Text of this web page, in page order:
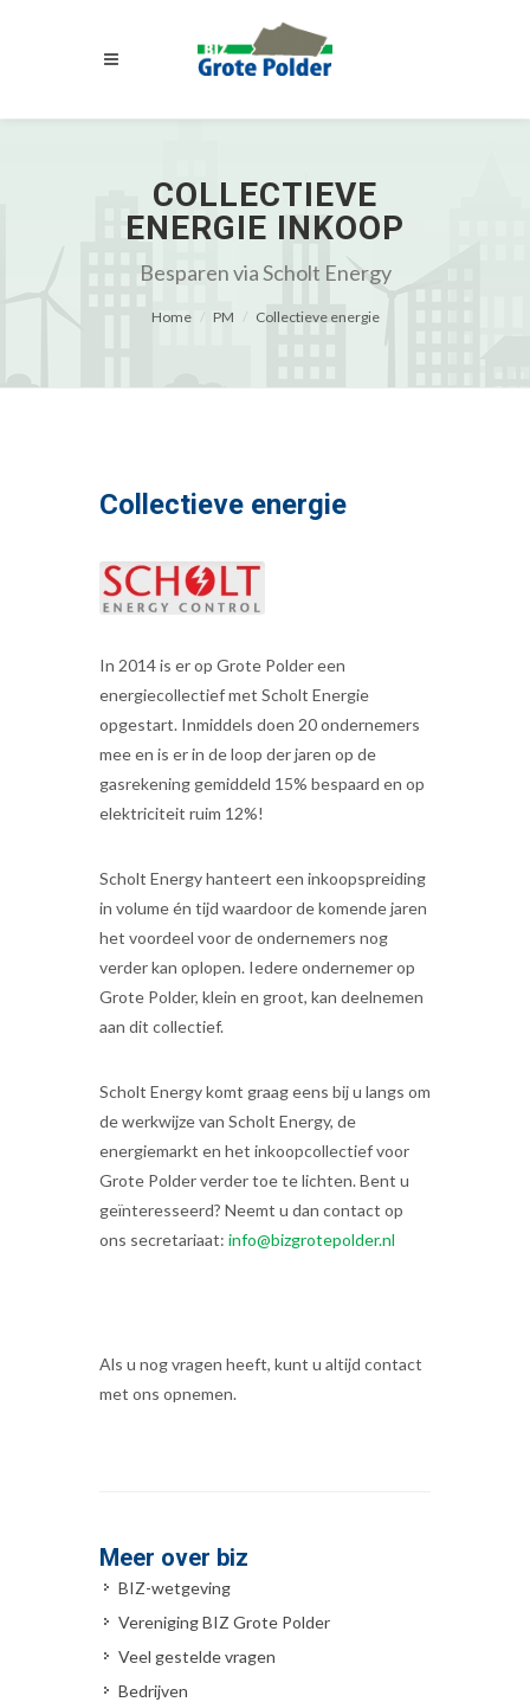
COLLECTIEVE
ENERGIE INKOOP
Besparen via Scholt Energy
Home PM Collectieve energie
Collectieve energie
In 2014 is er op Grote Polder een
energiecollectief met Scholt Energie
opgestart. Inmiddels doen 20 ondernemers
mee en is er in de loop der jaren op de
gasrekening gemiddeld 15% bespaard en op
elektriciteit ruim 12%!
Scholt Energy hanteert een inkoopspreiding
in volume én tijd waardoor de komende jaren
het voordeel voor de ondernemers nog
verder kan oplopen. Iedere ondernemer op
Grote Polder, klein en groot, kan deelnemen
aan dit collectief.
Scholt Energy komt graag eens bij u langs om
de werkwijze van Scholt Energy, de
energiemarkt en het inkoopcollectief voor
Grote Polder verder toe te lichten. Bent u
geïnteresseerd? Neemt u dan contact op
ons secretariaat: info@bizgrotepolder.nl
Als u nog vragen heeft, kunt u altijd contact
met ons opnemen.
Meer over biz
BIZ-wetgeving
Vereniging BIZ Grote Polder
Veel gestelde vragen
Bedrijven